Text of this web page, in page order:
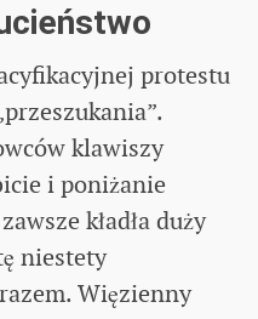
protestu
klawiszy
i poniżanie
kładła duży
niestety
Więzienny